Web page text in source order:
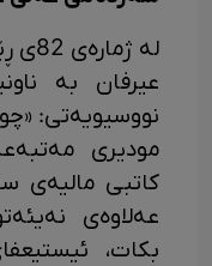
عیرفان بە
نووسیویەتی:
مودیری
کاتبی مالیەی
عەلاوەی
بکات،